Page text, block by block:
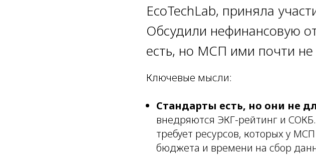
EcoTechLab, приняла
Обсудили нефинансовую
есть, но МСП ими почти не
Ключевые мысли:
Стандарты есть, но они не
внедряются ЭКГ-рейтинг и
требует ресурсов, которых у
бюджета и времени на сбор